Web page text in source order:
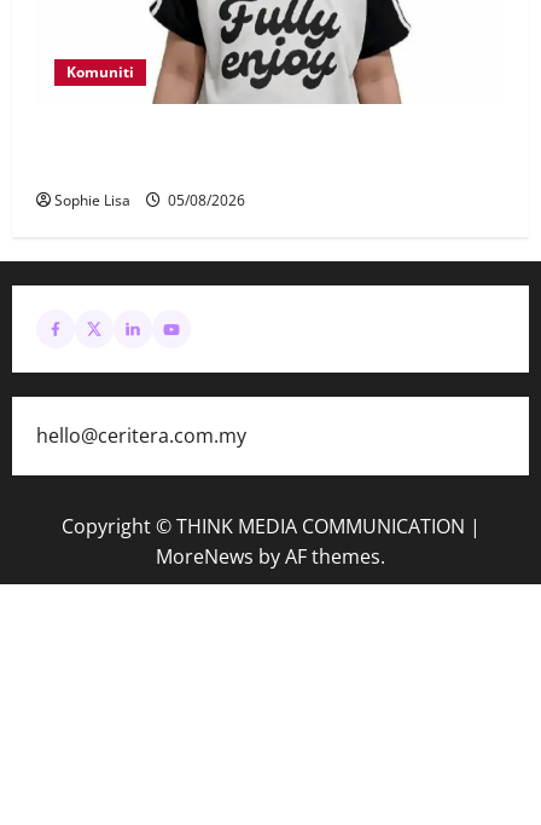
Komuniti
Sophie Lisa 05/08/2026
hello@ceritera.com.my
Copyright © THINK MEDIA COMMUNICATION |
MoreNews by AF themes.